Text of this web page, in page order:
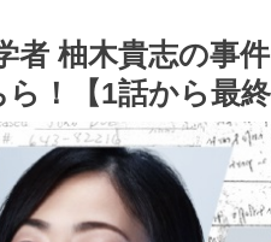
者 柚木貴志の事
！【1話から最終